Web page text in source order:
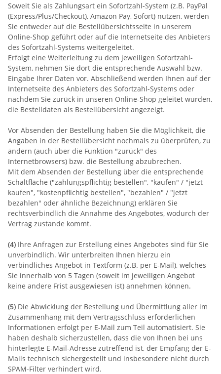
Soweit Sie als Zahlungsart ein Sofortzahl-System (z.B. PayPal
(Express/Plus/Checkout), Amazon Pay, Sofort) nutzen, werden
Sie entweder auf die Bestellübersichtsseite in unserem
Online-Shop geführt oder auf die Internetseite des Anbieters
des Sofortzahl-Systems weitergeleitet.
Erfolgt eine Weiterleitung zu dem jeweiligen Sofortzahl-
System, nehmen Sie dort die entsprechende Auswahl bzw.
Eingabe Ihrer Daten vor. Abschließend werden Ihnen auf der
Internetseite des Anbieters des Sofortzahl-Systems oder
nachdem Sie zurück in unseren Online-Shop geleitet wurden,
die Bestelldaten als Bestellübersicht angezeigt.
Vor Absenden der Bestellung haben Sie die Möglichkeit, die
Angaben in der Bestellübersicht nochmals zu überprüfen, zu
ändern (auch über die Funktion "zurück" des
Internetbrowsers) bzw. die Bestellung abzubrechen.
Mit dem Absenden der Bestellung über die entsprechende
Schaltfläche ("zahlungspflichtig bestellen", "kaufen" / "jetzt
kaufen", "kostenpflichtig bestellen", "bezahlen" / "jetzt
bezahlen" oder ähnliche Bezeichnung) erklären Sie
rechtsverbindlich die Annahme des Angebotes, wodurch der
Vertrag zustande kommt.
(4) Ihre Anfragen zur Erstellung eines Angebotes sind für Sie
unverbindlich. Wir unterbreiten Ihnen hierzu ein
verbindliches Angebot in Textform (z.B. per E-Mail), welches
Sie innerhalb von 5 Tagen (soweit im jeweiligen Angebot
keine andere Frist ausgewiesen ist) annehmen können.
(5) Die Abwicklung der Bestellung und Übermittlung aller im
Zusammenhang mit dem Vertragsschluss erforderlichen
Informationen erfolgt per E-Mail zum Teil automatisiert. Sie
haben deshalb sicherzustellen, dass die von Ihnen bei uns
hinterlegte E-Mail-Adresse zutreffend ist, der Empfang der E-
Mails technisch sichergestellt und insbesondere nicht durch
SPAM-Filter verhindert wird.